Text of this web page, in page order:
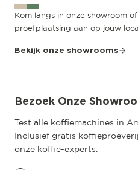
Kom langs in onze showroom
proefplaatsing aan op jouw
Bekijk onze showrooms
Amsterdam
Bezoek Onze
Test alle koffiemachines in
Inclusief gratis
onze koffie-experts.